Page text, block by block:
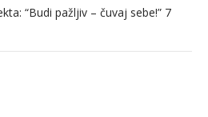
“Budi pažljiv – čuvaj sebe!” 7